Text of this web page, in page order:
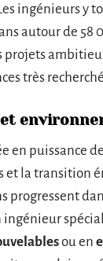
ingénieurs y
autour de 58
projets
très
en puissance
et la transition
progressent
ingénieur
ou en